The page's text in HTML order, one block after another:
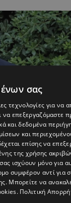
μαζί»
σας
τεχνολογίες για να
να επεξεργαζόμαστε
και δεδομένα
και
επίσης να
της χρήσης
ισχύουν μόνο για
συμφέρον αντί για
. Μπορείτε να
. Πολιτική